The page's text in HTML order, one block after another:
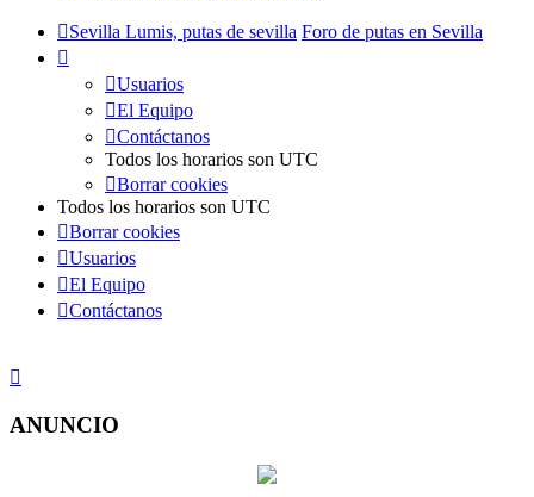
Sevilla Lumis, putas de sevilla Foro de putas en Sevilla
Usuarios
El Equipo
Contáctanos
Todos los horarios son UTC
Borrar cookies
Todos los horarios son UTC
Borrar cookies
Usuarios
El Equipo
Contáctanos
ANUNCIO